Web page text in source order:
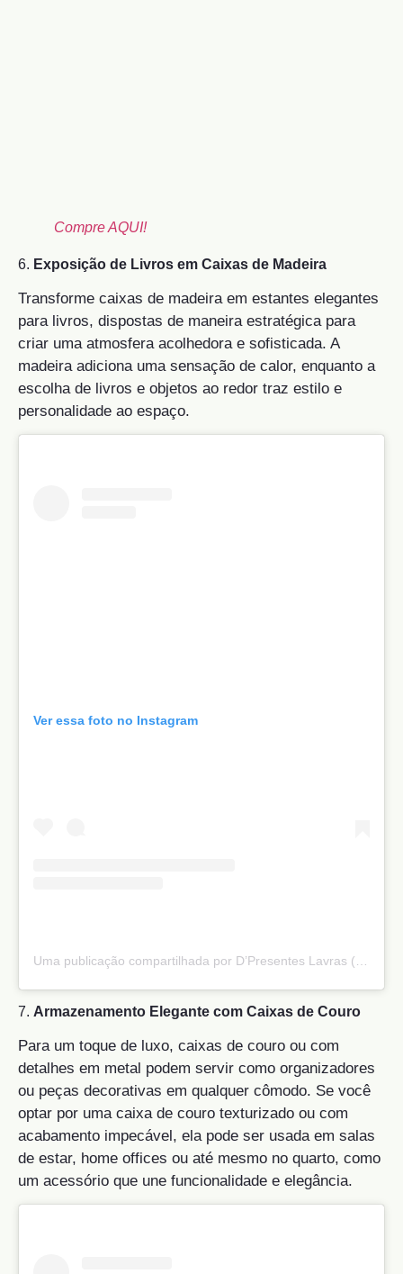
Compre AQUI!
6. Exposição de Livros em Caixas de Madeira
Transforme caixas de madeira em estantes elegantes
para livros, dispostas de maneira estratégica para
criar uma atmosfera acolhedora e sofisticada. A
madeira adiciona uma sensação de calor, enquanto a
escolha de livros e objetos ao redor traz estilo e
personalidade ao espaço.
Ver essa foto no Instagram
Uma publicação compartilhada por D’Presentes Lavras (@dpresenteslavras)
7. Armazenamento Elegante com Caixas de Couro
Para um toque de luxo, caixas de couro ou com
detalhes em metal podem servir como organizadores
ou peças decorativas em qualquer cômodo. Se você
optar por uma caixa de couro texturizado ou com
acabamento impecável, ela pode ser usada em salas
de estar, home offices ou até mesmo no quarto, como
um acessório que une funcionalidade e elegância.